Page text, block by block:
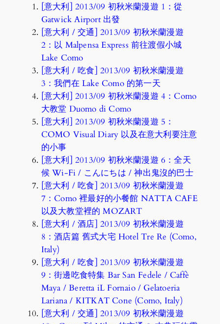
[意大利] 2013/09 初秋米蘭漫遊 1：從
Gatwick Airport 出發
[意大利 / 交通] 2013/09 初秋米蘭漫遊
2：以 Malpensa Express 前往渡假小城
Lake Como
[意大利 / 吃食] 2013/09 初秋米蘭漫遊
3：我們在 Lake Como 的第一天
[意大利] 2013/09 初秋米蘭漫遊 4：Como
大教堂 Duomo di Como
[意大利] 2013/09 初秋米蘭漫遊 5：
COMO Visual Diary 以及在意大利要注意
的小事
[意大利] 2013/09 初秋米蘭漫遊 6：全天
候 Wi-Fi / こんにちは / 神出鬼沒的巴士
[意大利 / 吃食] 2013/09 初秋米蘭漫遊
7：Como 裡最好的小餐館 NATTA CAFE
以及大教堂裡的 MOZART
[意大利 / 酒店] 2013/09 初秋米蘭漫遊
8：酒店篇 舊式大宅 Hotel Tre Re (Como,
Italy)
[意大利 / 吃食] 2013/09 初秋米蘭漫遊
9：街邊吃食特集 Bar San Fedele / Caffè
Maya / Beretta iL Fornaio / Gelatoeria
Lariana / KITKAT Cone (Como, Italy)
[意大利 / 交通] 2013/09 初秋米蘭漫遊